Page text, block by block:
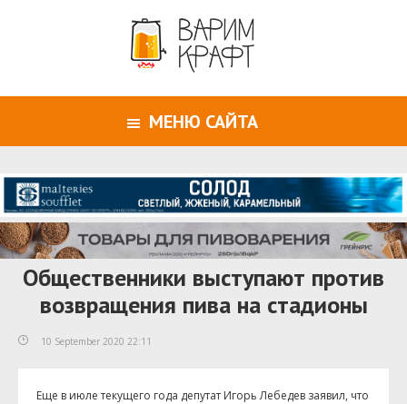
МЕНЮ САЙТА
Общественники выступают против
возвращения пива на стадионы
10 September 2020 22:11
Еще в июле текущего года депутат Игорь Лебедев заявил, что